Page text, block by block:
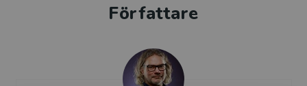
Författare